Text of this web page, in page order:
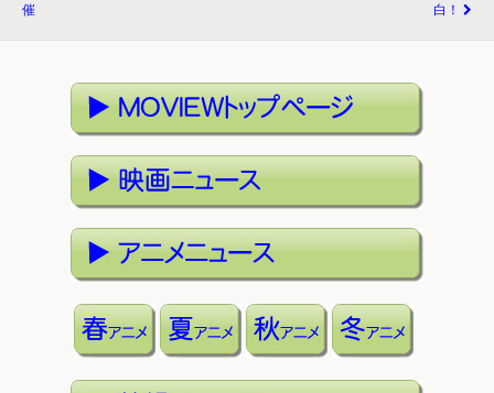
催
白！